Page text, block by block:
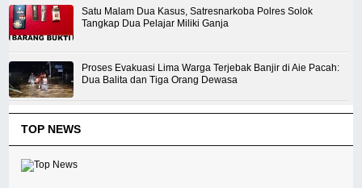
Satu Malam Dua Kasus, Satresnarkoba Polres Solok
Tangkap Dua Pelajar Miliki Ganja
Proses Evakuasi Lima Warga Terjebak Banjir di Aie Pacah:
Dua Balita dan Tiga Orang Dewasa
TOP NEWS